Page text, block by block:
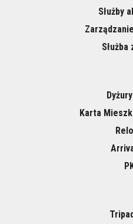
Służby
Karta